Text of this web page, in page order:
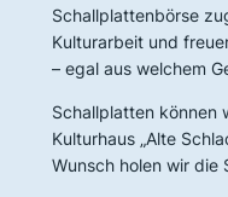
Schallplattenbörse
Kulturarbeit und
– egal aus welchem
Schallplatten können
Kulturhaus „Alte
Wunsch holen wir die